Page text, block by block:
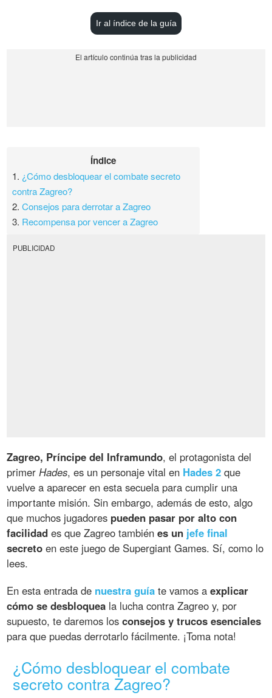
Ir al índice de la guía
Índice
1. ¿Cómo desbloquear el combate secreto
contra Zagreo?
2.Consejos para derrotar a Zagreo
3. Recompensa por vencer a Zagreo
PUBLICIDAD
Zagreo, Príncipe del Inframundo, el protagonista del
primerHades, es un personaje vital en Hades 2 que
vuelve a aparecer en esta secuela para cumplir una
importante misión. Sin embargo, además de esto, algo
que muchos jugadores pueden pasar por alto con
facilidad es que Zagreo tambiénes un jefe final
secreto en este juego de Supergiant Games. Sí, como lo
lees.
En esta entrada de nuestra guía te vamos aexplicar
cómo se desbloquea la lucha contra Zagreo y, por
supuesto, te daremos losconsejos y trucos esenciales
para que puedas derrotarlo fácilmente. ¡Toma nota!
¿Cómo desbloquear el combate
secreto contra Zagreo?